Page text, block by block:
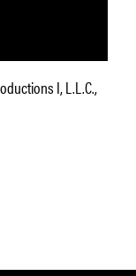
I, L.L.C.,